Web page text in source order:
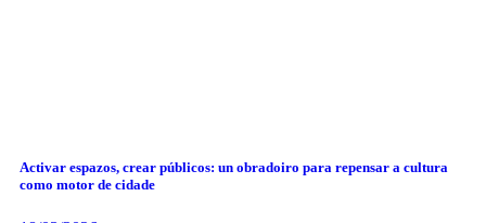
Activar espazos, crear públicos: un obradoiro para repensar a cultura
como motor de cidade